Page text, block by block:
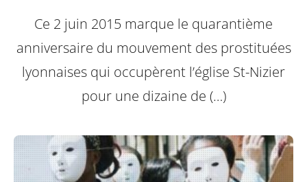
Ce 2 juin 2015 marque le quarantième
anniversaire du mouvement des prostituées
lyonnaises qui occupèrent l’église St-Nizier
pour une dizaine de (…)